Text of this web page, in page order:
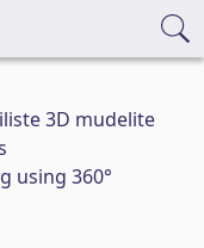
3D mudelite
using 360°